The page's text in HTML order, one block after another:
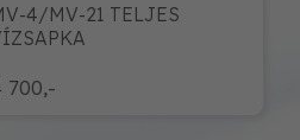
700,-
4/MV-21 TELJES